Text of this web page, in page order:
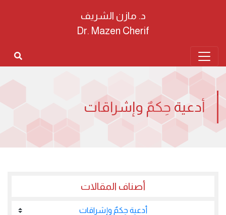
د. مازن الشريف
Dr. Mazen Cherif
أدعية حِكمٌ وإشراقات
أصناف المقالات
أدعية حِكمٌ وإشراقات